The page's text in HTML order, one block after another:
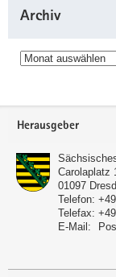
Archiv
Archiv
Service
Herausgeber
Carolaplatz 1
01097
Telefon:
Telefax:
E-Mail: